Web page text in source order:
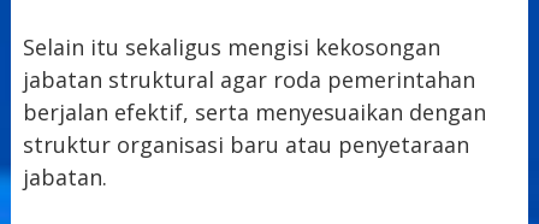
Selain itu sekaligus mengisi kekosongan
jabatan struktural agar roda pemerintahan
berjalan efektif, serta menyesuaikan dengan
struktur organisasi baru atau penyetaraan
jabatan.